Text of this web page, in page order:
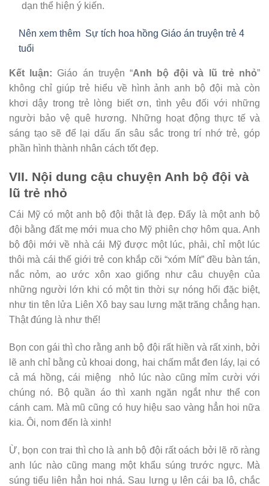
dạn thể hiện ý kiến.
Nên xem thêm Sự tích hoa hồng Giáo án truyện trẻ 4
tuổi
Kết luận: Giáo án truyện “Anh bộ đội và lũ trẻ nhỏ”
không chỉ giúp trẻ hiểu về hình ảnh anh bộ đội mà còn
khơi dậy trong trẻ lòng biết ơn, tình yêu đối với những
người bảo vệ quê hương. Những hoạt động thực tế và
sáng tạo sẽ để lại dấu ấn sâu sắc trong trí nhớ trẻ, góp
phần hình thành nhân cách tốt đẹp.
VII. Nội dung cậu chuyện Anh bộ đội và
lũ trẻ nhỏ
Cái Mỹ có một anh bộ đội thật là đẹp. Đấy là một anh bộ
đội bằng đất mẹ mới mua cho Mỹ phiên chợ hôm qua. Anh
bộ đội mới về nhà cái Mỹ được một lúc, phải, chỉ một lúc
thôi mà cái thế giới trẻ con khắp cõi “xóm Mít” đều bàn tán,
nắc nỏm, ao ước xôn xao giống như câu chuyện của
những người lớn khi có một tin thời sự nóng hổi đặc biệt,
như tin tên lửa Liên Xô bay sau lưng mặt trăng chẳng hạn.
Thật đúng là như thế!
Bọn con gái thì cho rằng anh bộ đội rất hiền và rất xinh, bởi
lẽ anh chỉ bằng củ khoai dong, hai chấm mắt đen láy, lại có
cả má hồng, cái miệng nhỏ lúc nào cũng mỉm cười với
chúng nó. Bộ quần áo thì xanh ngăn ngắt như thể con
cánh cam. Mà mũ cũng có huy hiệu sao vàng hẳn hoi nữa
kia. Ôi, nom đến là xinh!
Ừ, bọn con trai thì cho là anh bộ đội rất oách bởi lẽ rõ ràng
anh lúc nào cũng mang một khẩu súng trước ngực. Mà
súng tiểu liên hẳn hoi nhá. Sau lưng ụ lên cái ba lô, chắc